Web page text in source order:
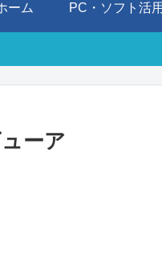
ーム PC・ソフト活用
ーア